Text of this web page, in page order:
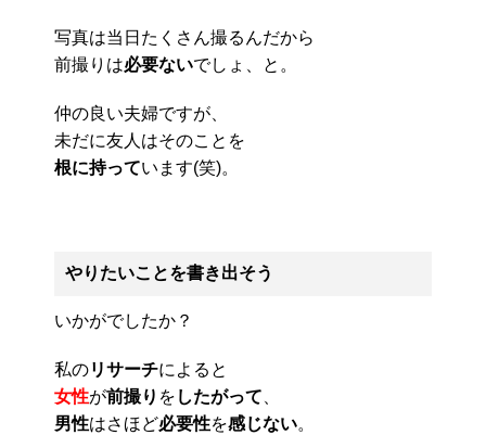
写真は当日たくさん撮るんだから
前撮りは必要ないでしょ、と。
仲の良い夫婦ですが、
未だに友人はそのことを
根に持っています(笑)。
やりたいことを書き出そう
いかがでしたか？
私のリサーチによると
女性が前撮り を したがって
男性はさほど必要性を感じない。